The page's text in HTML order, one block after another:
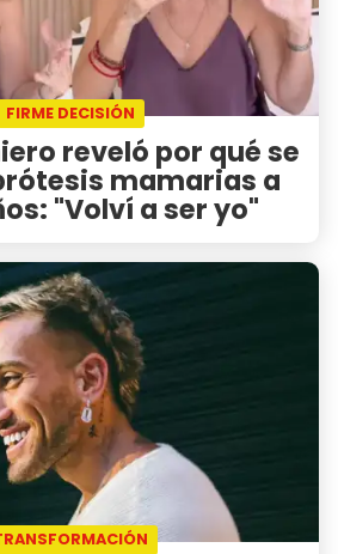
FIRME DECISIÓN
reveló por qué se
mamarias a
"Volví a ser yo"